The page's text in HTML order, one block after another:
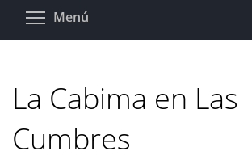
Pasar
Menú
La Cabima en Las
Cumbres